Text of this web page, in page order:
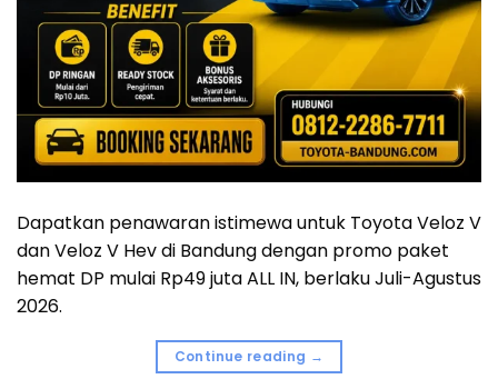
Dapatkan penawaran istimewa untuk Toyota Veloz V
dan Veloz V Hev di Bandung dengan promo paket
hemat DP mulai Rp49 juta ALL IN, berlaku Juli-Agustus
2026.
Continue reading →